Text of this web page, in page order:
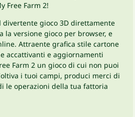
Free Farm 2!
divertente gioco 3D direttamente
la versione gioco per browser, e
Attraente grafica stile cartone
accattivanti e aggiornamenti
Farm 2 un gioco di cui non puoi
i tuoi campi, produci merci di
le operazioni della tua fattoria